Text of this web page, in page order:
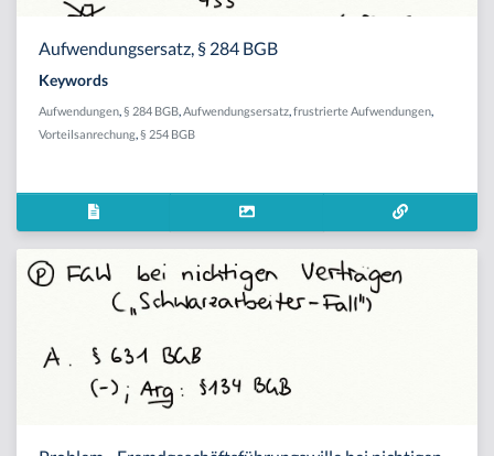
Aufwendungsersatz, § 284 BGB
Keywords
Aufwendungen § 284 BGB Aufwendungsersatz frustrierte Aufwendungen
Vorteilsanrechung § 254 BGB